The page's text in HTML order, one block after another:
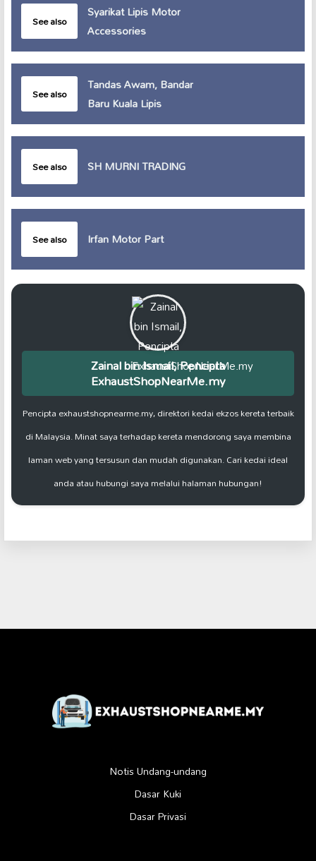
See also
Syarikat Lipis Motor
Accessories
See also
Tandas Awam, Bandar
Baru Kuala Lipis
See also SH MURNI TRADING
See also Irfan Motor Part
Zainal bin Ismail, Pencipta
ExhaustShopNearMe.my
Pencipta exhaustshopnearme.my, direktori kedai ekzos kereta terbaik
di Malaysia. Minat saya terhadap kereta mendorong saya membina
laman web yang tersusun dan mudah digunakan. Cari kedai ideal
anda atau hubungi saya melalui halaman hubungan!
Notis Undang-undang
Dasar Kuki
Dasar Privasi